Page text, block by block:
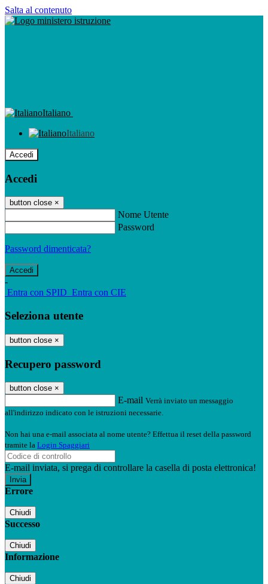
Salta al contenuto
Italiano
Italiano
Accedi
Accedi
button close ×
Nome Utente
Password
Password dimenticata?
-
Entra con SPID Entra con CIE
Seleziona utente
button close ×
Recupero password
button close ×
E-mail Verrà inviato un messaggio
all'indirizzo indicato con le istruzioni necessarie.
Non hai una e-mail associata al nome utente? Effettua il reset della password
tramite la Login Spaggiari
E-mail inviata, si prega di controllare la casella di posta elettronica!
Errore
Chiudi
Successo
Chiudi
Informazione
Chiudi